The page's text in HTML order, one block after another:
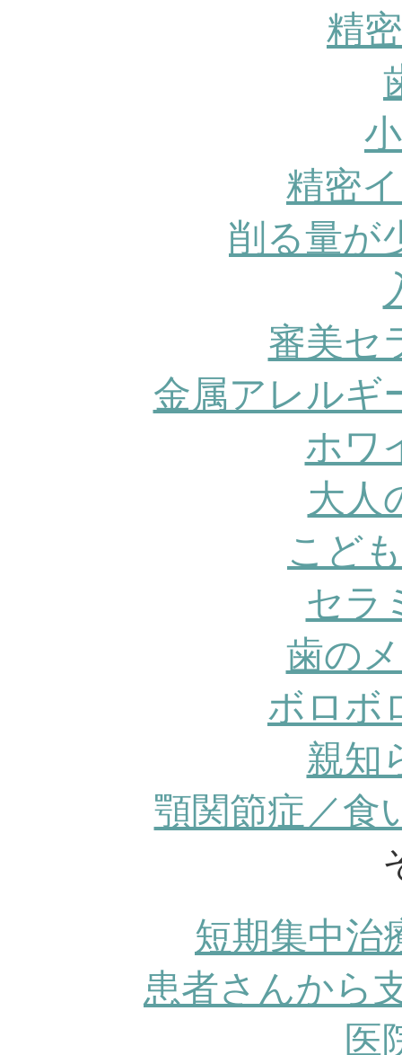
精
精密
削る量が
審美セ
金属アレルギ
ホワ
大人
こど
セラ
歯の
ボロボ
親知
顎関節症／食
短期集中治
患者さんから
医